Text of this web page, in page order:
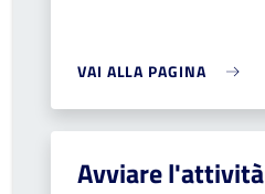
VAI ALLA PAGINA
Avviare l'attività